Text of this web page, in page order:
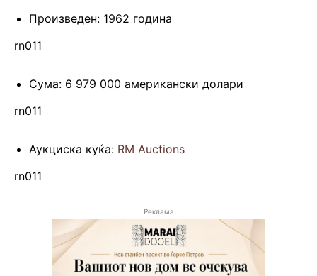
Произведен: 1962 година
rn011
Сума: 6 979 000 американски долари
rn011
Аукциска куќа: RM Auctions
rn011
Реклама